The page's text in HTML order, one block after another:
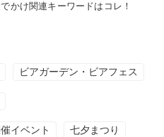
かけ関連キーワードはコレ！
ビアガーデン・ビアフェス
イベント 七夕まつり